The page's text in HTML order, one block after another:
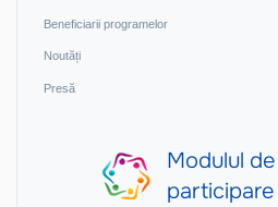
Beneficiarii programelor
Noutăți
Presă